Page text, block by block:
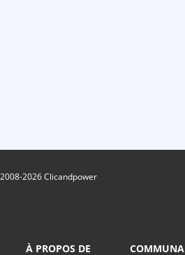
2026 Clicandpower
À PROPOS DE